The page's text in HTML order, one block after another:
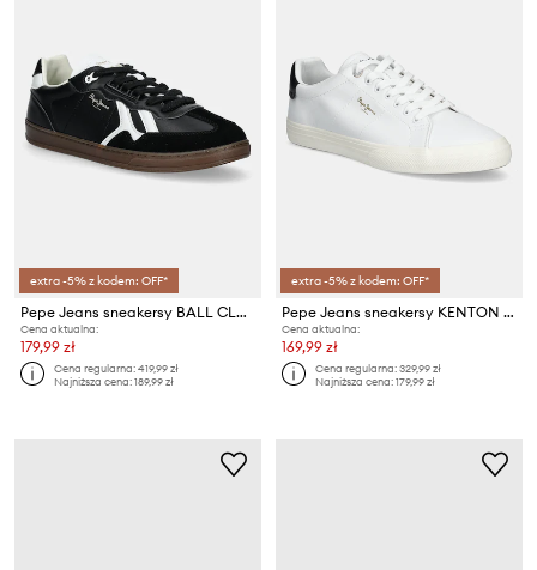
extra -5% z kodem: OFF*
Pepe Jeans sneakersy BALL CLASS M
Cena aktualna:
179,99 zł
Cena regularna:419,99 zł
Najniższa cena:189,99 zł
extra -5% z kodem: OFF*
Pepe Jeans sneakersy KENTON FRESH M
Cena aktualna:
169,99 zł
Cena regularna:329,99 zł
Najniższa cena:179,99 zł